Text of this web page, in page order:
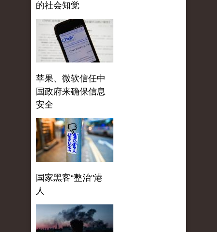
的社会知觉
苹果、微软信任中
国政府来确保信息
安全
国家黑客“整治"港
人